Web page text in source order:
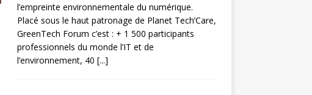
l’empreinte environnementale du numérique.
Placé sous le haut patronage de Planet Tech’Care,
GreenTech Forum c’est : + 1 500 participants
professionnels du monde l’IT et de
l’environnement, 40 [...]